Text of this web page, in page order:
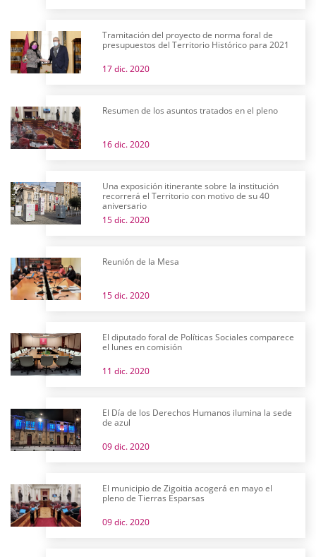
Tramitación del proyecto de norma foral de
presupuestos del Territorio Histórico para 2021
17 dic. 2020
Resumen de los asuntos tratados en el pleno
16 dic. 2020
Una exposición itinerante sobre la institución
recorrerá el Territorio con motivo de su 40
aniversario
15 dic. 2020
Reunión de la Mesa
15 dic. 2020
El diputado foral de Políticas Sociales comparece
el lunes en comisión
11 dic. 2020
El Día de los Derechos Humanos ilumina la sede
de azul
09 dic. 2020
El municipio de Zigoitia acogerá en mayo el
pleno de Tierras Esparsas
09 dic. 2020